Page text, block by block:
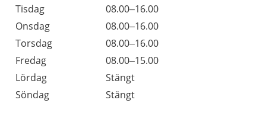
Tisdag
08.00–16.00
Onsdag
08.00–16.00
Torsdag
08.00–16.00
Fredag
08.00–15.00
Lördag
Stängt
Söndag
Stängt